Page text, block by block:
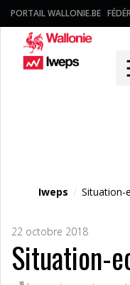
PORTAIL WALLONIE.BE
Iweps / Situation-
22 octobre 2018
Situation-